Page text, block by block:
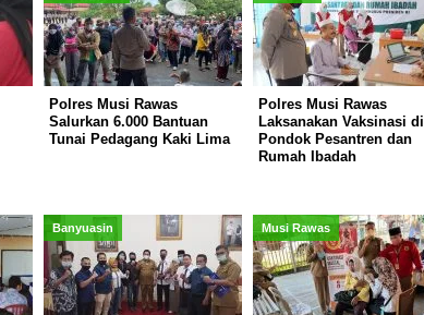
Polres Musi Rawas
Salurkan 6.000 Bantuan
Tunai Pedagang Kaki Lima
Polres Musi Rawas
Laksanakan Vaksinasi di
Pondok Pesantren dan
Rumah Ibadah
Banyuasin Musi Rawas